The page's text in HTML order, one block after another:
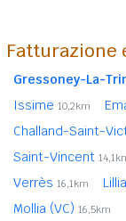
Fatturazione
Gressoney-La-
Issime 10,2km
Challand-Saint-
Saint-Vincent
Verrès 16,1km
Mollia (VC) 16,5km